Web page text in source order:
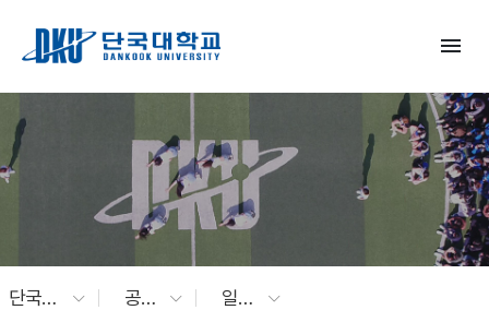
menu
단국대 소식 공지사항 일반공지